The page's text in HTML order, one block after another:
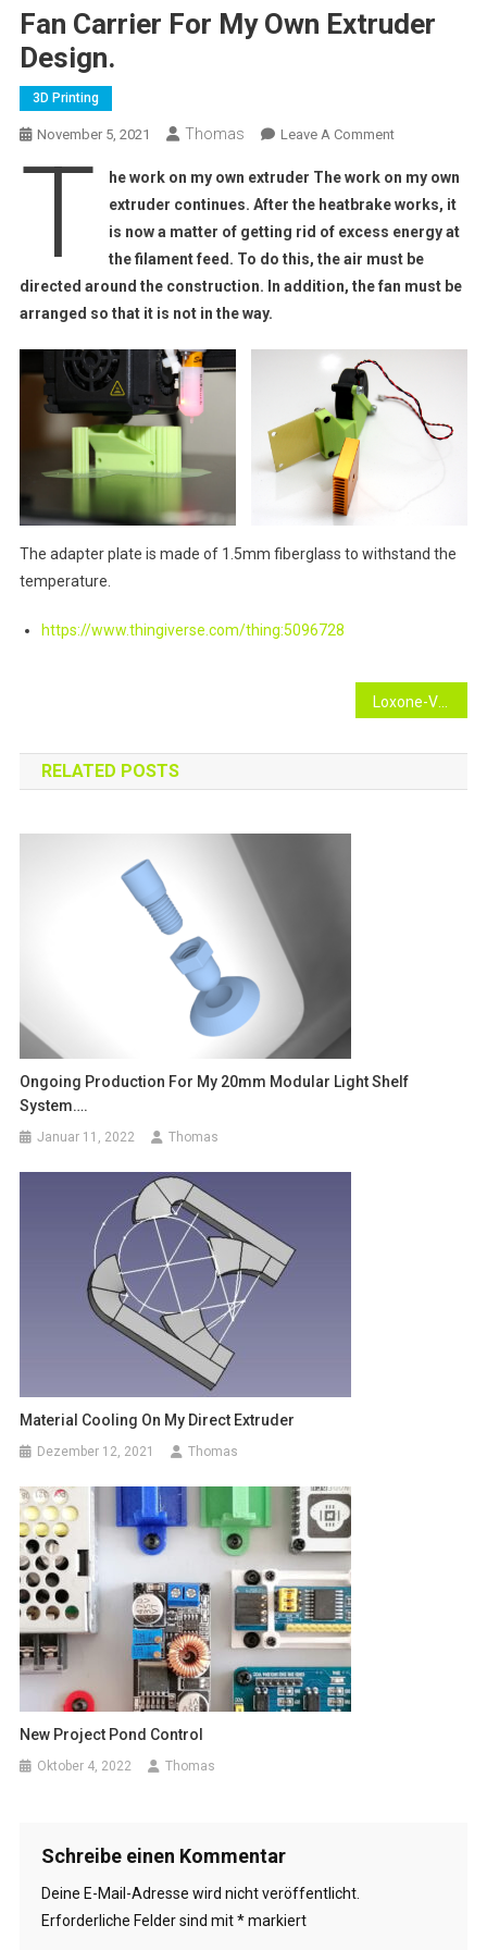
Fan Carrier For My Own Extruder
Design.
3D Printing
November 5, 2021 Thomas Leave A CommentOn
Carrier
For
My
Own
Extruder
T
he work on my own extruder The work on my own
extruder continues. After the heatbrake works, it
is now a matter of getting rid of excess energy at
the filament feed. To do this, the air must be
directed around the construction. In addition, the fan must be
arranged so that it is not in the way.
The adapter plate is made of 1.5mm fiberglass to withstand the
temperature.
https://www.thingiverse.com/thing:5096728
RELATED POSTS
Ongoing Production For My 20mm Modular Light Shelf
System….
Januar 11, 2022 Thomas
Material Cooling On My Direct Extruder
Dezember 12, 2021 Thomas
New Project Pond Control
Oktober 4, 2022 Thomas
Schreibe einen Kommentar
Deine E-Mail-Adresse wird nicht veröffentlicht.
Erforderliche Felder sind mit*markiert